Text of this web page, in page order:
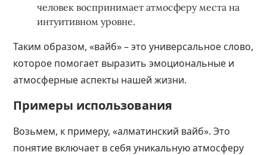
человек воспринимает атмосферу места на
интуитивном уровне.
Таким образом, «вайб» – это универсальное слово,
которое помогает выразить эмоциональные и
атмосферные аспекты нашей жизни.
Примеры использования
Возьмем, к примеру, «алматинский вайб». Это
понятие включает в себя уникальную атмосферу